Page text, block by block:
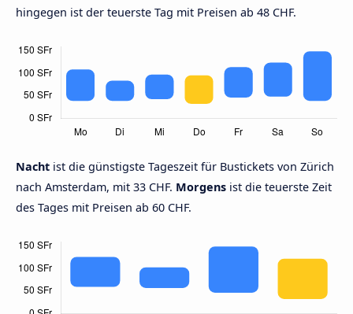
hingegen ist der teuerste Tag mit Preisen ab 48 CHF.
Nacht ist die günstigste Tageszeit für Bustickets von Zürich
nach Amsterdam, mit 33 CHF. Morgens ist die teuerste Zeit
des Tages mit Preisen ab 60 CHF.